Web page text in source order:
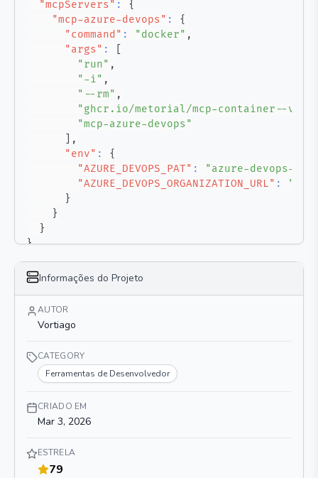
"mcpServers" :
{
"mcp-azure-devops" :
{
"command" : "docker" ,
"args" :
"run" ,
"-i" ,
"--rm" ,
"ghcr.io/metorial/mcp-container--
"mcp-azure-devops"
,
"env" :
{
"AZURE_DEVOPS_PAT" :
"azure-devops-
"AZURE_DEVOPS_ORGANIZATION_URL" :
}
}
}
}
Informações do Projeto
AUTOR
Vortiago
CATEGORY
Ferramentas de Desenvolvedor
CRIADO EM
Mar 3, 2026
ESTRELA
79